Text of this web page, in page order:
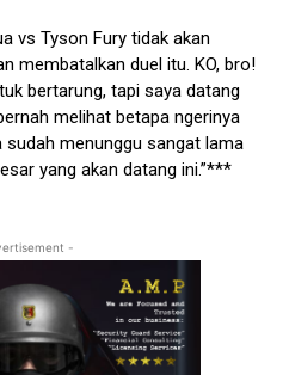
vs Tyson Fury tidak akan
membatalkan duel itu. KO, bro!
bertarung, tapi saya datang
melihat betapa ngerinya
sudah menunggu sangat lama
yang akan datang ini.”***
-